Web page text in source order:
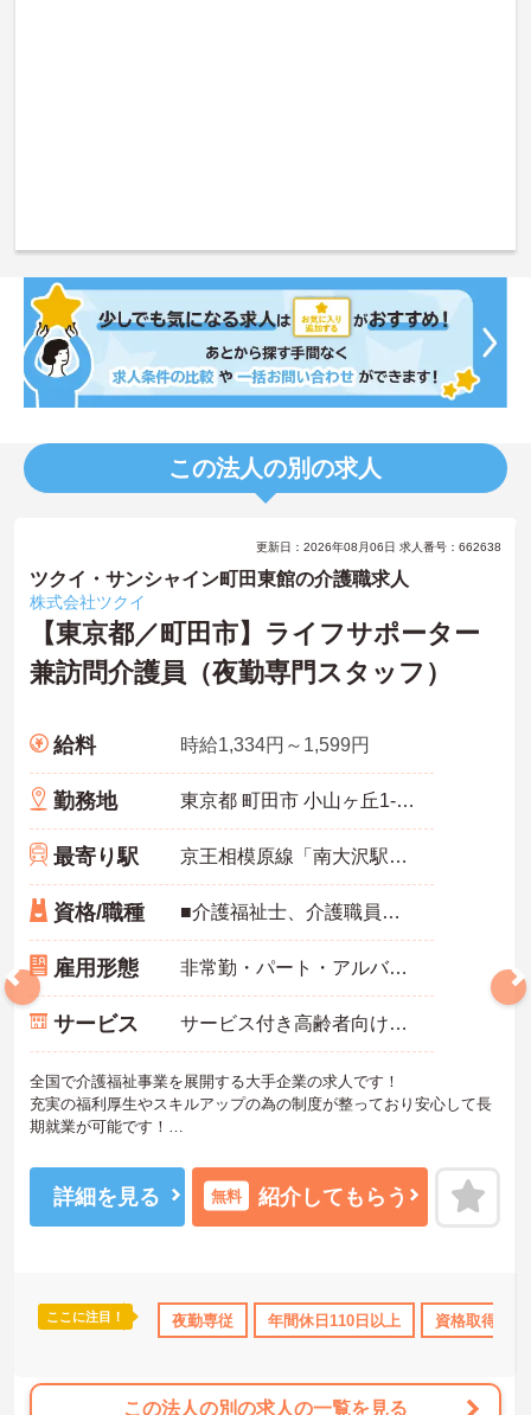
この法人の別の求人
年間休日110日以上 資格取得サポート 研修制度あり
更新日：2026年08月06日 求人番号：662638
ツクイ・サンシャイン町田東館の介護職求人
株式会社ツクイ
【東京都／町田市】ライフサポーター
兼訪問介護員（夜勤専門スタッフ）
給料 時給1,334円～1,599円
勤務地 東京都 町田市 小山ヶ丘1-11-8
最寄り駅 京王相模原線「南大沢駅」バス・車10分
資格/職種 ■介護福祉士、介護職員実務者研修、介護職員初任者研修、ホームヘルパー1級、ホームヘルパー2級いずれかの資格をお持ちの方 ※未経験相談可能
雇用形態 非常勤・パート・アルバイト
サービス サービス付き高齢者向け住宅（サ高住）
全国で介護福祉事業を展開する大手企業の求人です！
充実の福利厚生やスキルアップの為の制度が整っており安心して長
期就業が可能です！
すのでお気軽にご相談ください。
詳細を見る 無料 紹介してもらう
ここに注目！ 夜勤専従 年間休日110日以上 資格取得サポ
この法人の別の求人の一覧を見る